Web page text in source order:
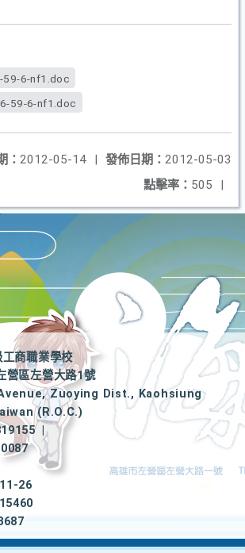
59-6-nf1.doc
59-6-nf1.doc
發佈日期： 2012-05-03
： 2012-05-14
|
點擊率： 505 |
商職業學校
營區左營大路1號
Zuoying Dist., Kaohsiung
(R.O.C.)
|
26